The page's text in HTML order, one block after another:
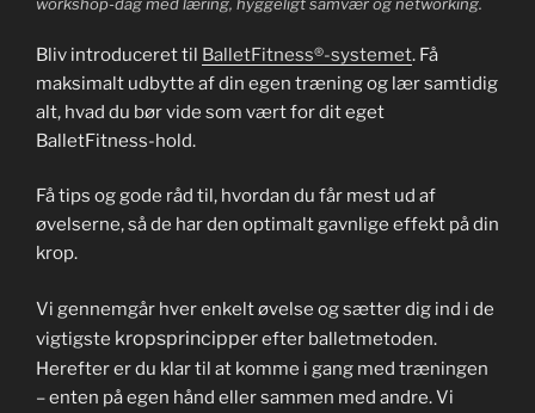
Bliv introduceret til BalletFitness®-systemet. Få
maksimalt udbytte af din egen træning og lær samtidig
alt, hvad du bør vide som vært for dit eget
BalletFitness-hold.
Få tips og gode råd til, hvordan du får mest ud af
øvelserne, så de har den optimalt gavnlige effekt på din
krop.
Vi gennemgår hver enkelt øvelse og sætter dig ind i de
vigtigste kropsprincipperefter balletmetoden.
Herefter er du klar til at komme i gang med træningen
– enten på egen hånd eller sammen med andre. Vi